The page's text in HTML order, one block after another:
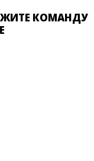
КОМАНДУ